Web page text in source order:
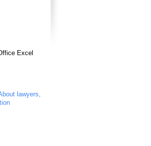
Excel
lawyers,